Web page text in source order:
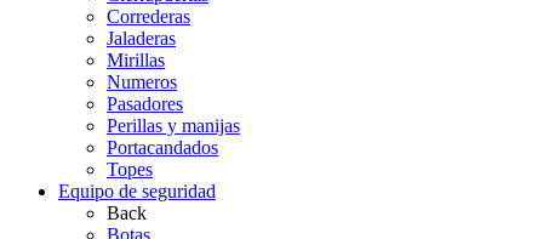
Correderas
Jaladeras
Mirillas
Numeros
Pasadores
Perillas y manijas
Portacandados
Topes
Equipo de seguridad
Back
Botas